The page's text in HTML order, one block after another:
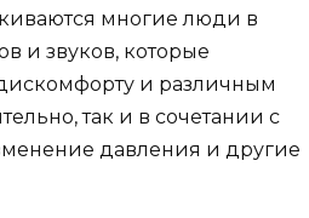
многие люди в
и звуков, которые
и различным
так и в сочетании с
давления и другие